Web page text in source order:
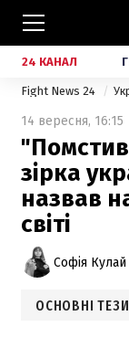
24 КАНАЛ
Fight News 24
14 вересня, 16:15
зірка
назвав
світі
Софія Кулай
ОСНОВНІ ТЕЗИ